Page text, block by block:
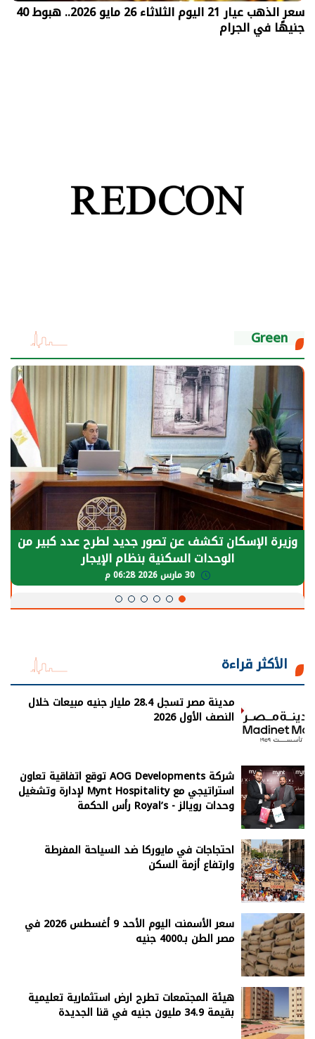
سعر الذهب عيار 21 اليوم الثلاثاء 26 مايو 2026.. هبوط 40
جنيهًا في الجرام
Green
وزيرة الإسكان تكشف عن تصور جديد لطرح عدد كبير من
الوحدات السكنية بنظام الإيجار
الأكثر قراءة
مدينة مصر تسجل 28.4 مليار جنيه مبيعات خلال
النصف الأول 2026
شركة AOG Developments توقع اتفاقية تعاون
استراتيجي مع Mynt Hospitality لإدارة وتشغيل
وحدات رويالز - Royal’s رأس الحكمة
احتجاجات في مايوركا ضد السياحة المفرطة
وارتفاع أزمة السكن
سعر الأسمنت اليوم الأحد 9 أغسطس 2026 في
مصر الطن بـ4000 جنيه
هيئة المجتمعات تطرح ارض استثمارية تعليمية
بقيمة 34.9 مليون جنيه في قنا الجديدة